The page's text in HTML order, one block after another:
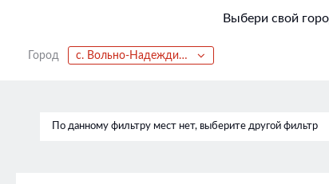
Выбери свой
Город с. Вольно-Надеждинское
По данному фильтру мест нет, выберите другой фильтр